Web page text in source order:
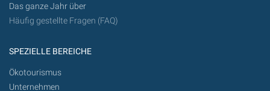
Das ganze Jahr über
Häufig gestellte Fragen (FAQ)
SPEZIELLE BEREICHE
Ökotourismus
Unternehmen